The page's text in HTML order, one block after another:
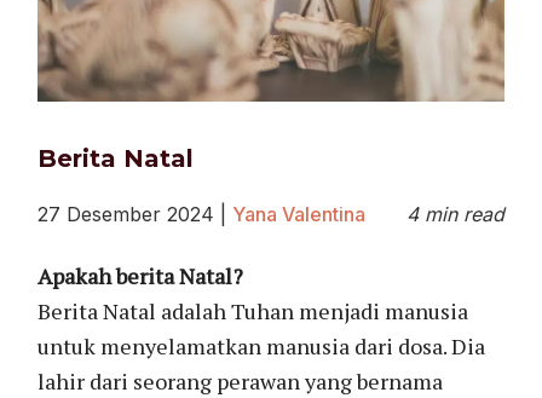
Berita Natal
27 Desember 2024 Yana Valentina 4 min read
Apakah berita Natal?
Berita Natal adalah Tuhan menjadi manusia
untuk menyelamatkan manusia dari dosa. Dia
lahir dari seorang perawan yang bernama